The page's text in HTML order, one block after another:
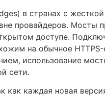
в странах с
провайдеров. Мосты
доступе.
на обычное
использование
сети.
как каждая новая